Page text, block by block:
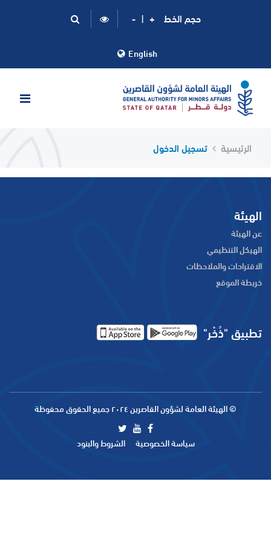
حجم الخط +
|
-
English
الرئيسية تسجيل الدخول
الهيئة
عن الهيئة
الهيكل التنظيمي
الاقتراحات والملاحظات
خريطة الموقع
تطبيق "ذُخْر"
© الهيئة العامة لشؤون القاصرين ٢٠٢٤ جميع الحقوق محفوظة
سياسة الخصوصية الشروط والبنود